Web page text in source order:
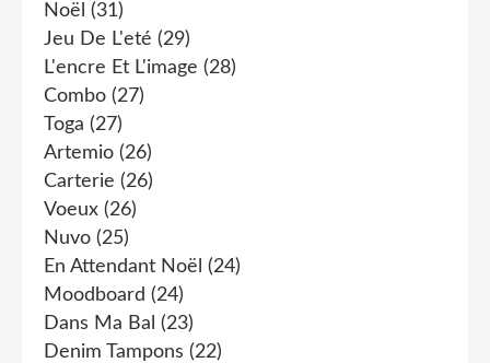
Noël (31)
Jeu De L'eté (29)
L'encre Et L'image (28)
Combo (27)
Toga (27)
Artemio (26)
Carterie (26)
Voeux (26)
Nuvo (25)
En Attendant Noël (24)
Moodboard (24)
Dans Ma Bal (23)
Denim Tampons (22)